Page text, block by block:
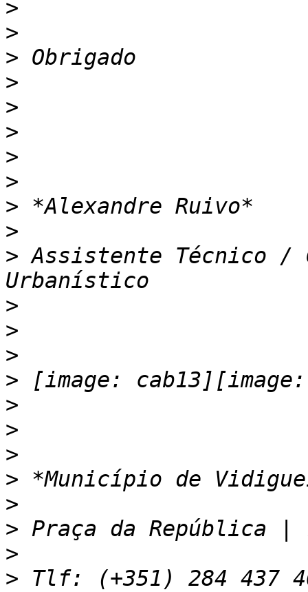
>
>
>
>
>
>
>
>
>
>
> Assistente Técnico /
>
>
>
>
>
>
>
>
>
>
>
> Tlf: (+351) 284 437